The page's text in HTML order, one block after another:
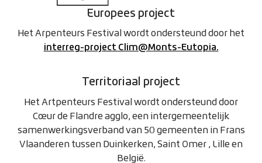
Europees project
Het Arpenteurs Festival wordt ondersteund door het
interreg-project Clim@Monts-Eutopia.
Territoriaal project
Het Artpenteurs Festival wordt ondersteund door
Cœur de Flandre agglo, een intergemeentelijk
samenwerkingsverband van 50 gemeenten in Frans
Vlaanderen tussen Duinkerken, Saint Omer , Lille en
België.